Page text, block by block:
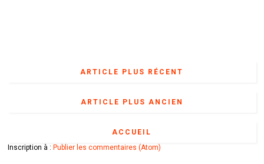
ARTICLE PLUS RÉCENT
ARTICLE PLUS ANCIEN
ACCUEIL
Inscription à : Publier les commentaires (Atom)